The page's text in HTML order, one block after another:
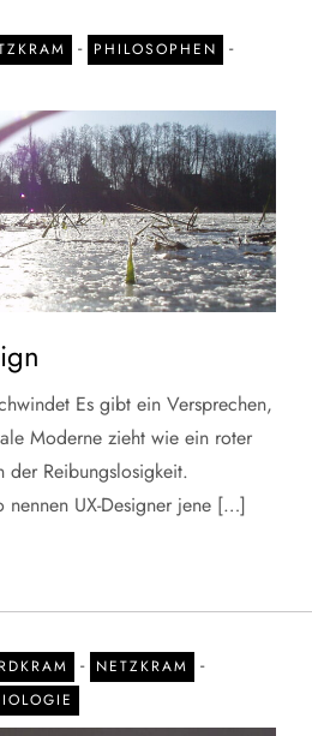
- PHILOSOPHEN -
Es gibt ein Versprechen,
Moderne zieht wie ein roter
der Reibungslosigkeit.
nennen UX-Designer jene […]
- NETZKRAM -